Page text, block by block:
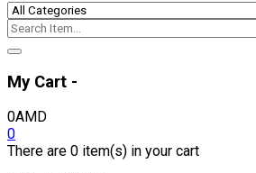
My Cart -
0AMD
0
There are 0 item(s) in your cart